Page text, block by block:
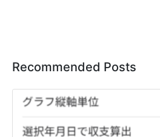
Recommended Posts